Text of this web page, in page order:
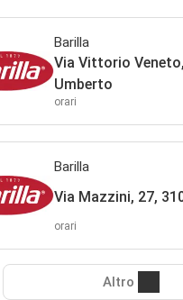
Barilla
Via Vittorio
Umberto
orari
Barilla
Via Mazzini, 27,
orari
Altro